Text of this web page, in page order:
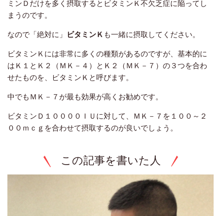
ミンＤだけを多く摂取するとビタミンＫ不欠乏症に陥ってし
まうのです。
なので「絶対に」 ビタミンＫ も一緒に摂取してください。
ビタミンＫには非常に多くの種類があるのですが、基本的に
はＫ１とＫ２（ＭＫ－４）とＫ２（ＭＫ－７）の３つを合わ
せたものを、ビタミンＫと呼びます。
中でもＭＫ－７が最も効果が高くお勧めです。
ビタミンＤ１００００ＩＵに対して、ＭＫ－７を１００～２
００ｍｃｇを合わせて摂取するのが良いでしょう。
この記事を書いた人